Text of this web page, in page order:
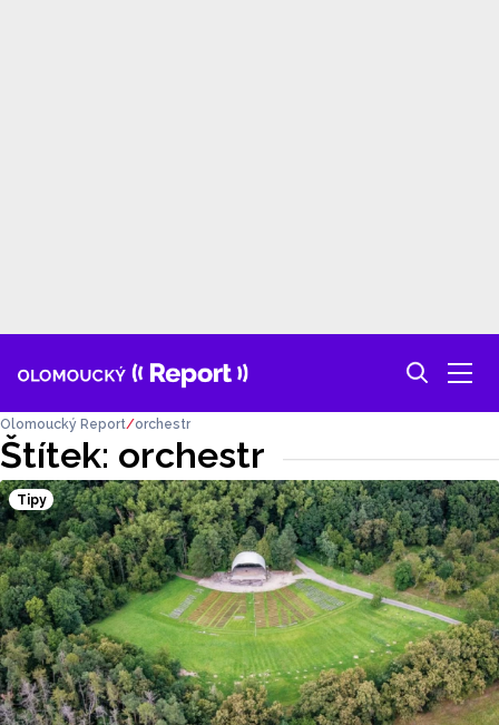
Štítek: orchestr
Olomoucký Report orchestr
Tipy